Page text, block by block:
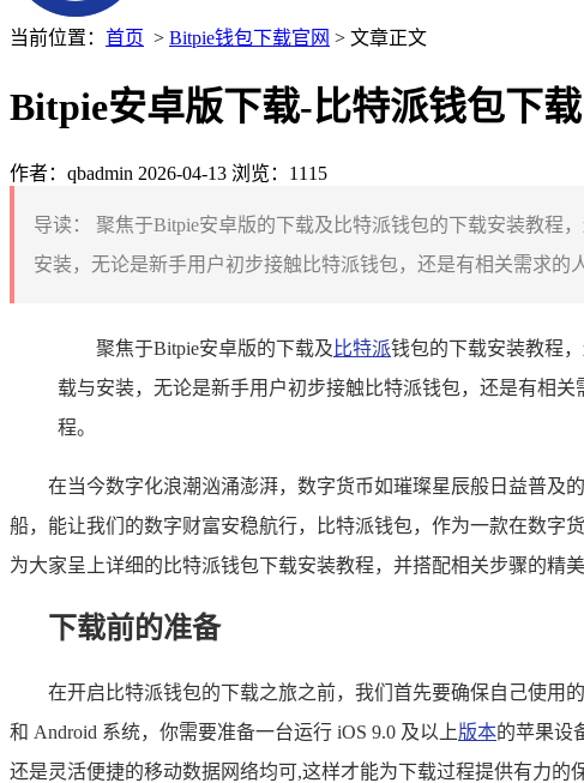
当前位置： 首页 > Bitpie钱包下载官网 > 文章正文
Bitpie安卓版下载-比特派钱包下
作者：qbadmin 2026-04-13 浏览：1115
导读：
聚焦于Bitpie安卓版的下载及比特派钱包的下载安装教程
安装，无论是新手用户初步接触比特派钱包，还是有相关需求
聚焦于Bitpie安卓版的下载及 比特派钱包的下载安装教程
载与安装，无论是新手用户初步接触比特派钱包，还是有相
程。
在当今数字化浪潮汹涌澎湃，数字货币如璀璨星辰般日益普及
船，能让我们的数字财富安稳航行，比特派钱包，作为一款在数字
为大家呈上详细的比特派钱包下载安装教程，并搭配相关步骤的精
下载前的准备
在开启比特派钱包的下载之旅之前，我们首先要确保自己使用
和 Android 系统，你需要准备一台运行 iOS 9.0 及以上版本的苹果设
还是灵活便捷的移动数据网络均可,这样才能为下载过程提供有力的